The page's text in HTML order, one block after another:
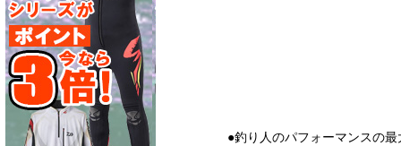
●釣り人のパフォーマンスの